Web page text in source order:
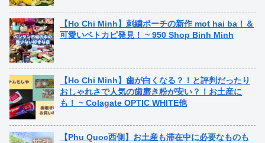
【Ho Chi Minh】刺繍ポーチの新作 mot hai ba！＆
可愛いベトカピ発見！ ~ 950 Shop Binh Minh
【Ho Chi Minh】歯が白くなる？！と評判だったり
おしゃれさで人気の歯磨き粉が安い？！お土産に
も！ ~ Colagate OPTIC WHITE他
【Phu Quoc西側】お土産も滞在中に必要なものも